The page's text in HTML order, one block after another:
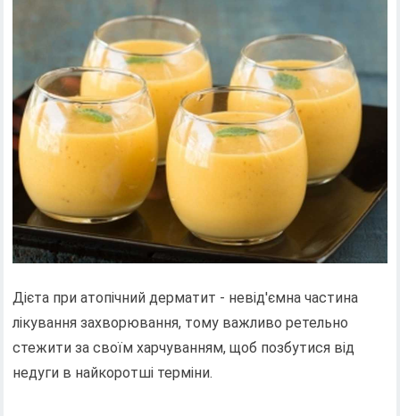
Дієта при атопічний дерматит - невід'ємна частина
лікування захворювання, тому важливо ретельно
стежити за своїм харчуванням, щоб позбутися від
недуги в найкоротші терміни.